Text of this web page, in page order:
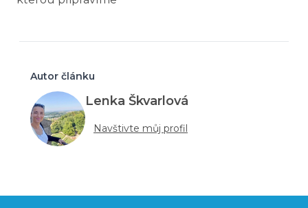
Autor článku
Lenka Škvarlová
Navštivte můj profil